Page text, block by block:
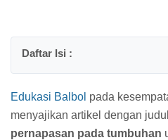
Edukasi Balbol pada
menyajikan artikel dengan judul
pernapasan pada tumbuhan